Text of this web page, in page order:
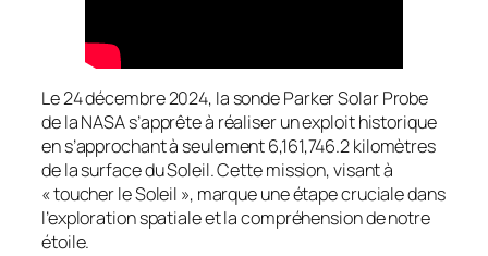
Le 24 décembre 2024, la sonde Parker Solar Probe
de la NASA s’apprête à réaliser un exploit historique
en s’approchant à seulement 6,161,746.2 kilomètres
de la surface du Soleil. Cette mission, visant à
« toucher le Soleil », marque une étape cruciale dans
l’exploration spatiale et la compréhension de notre
étoile.